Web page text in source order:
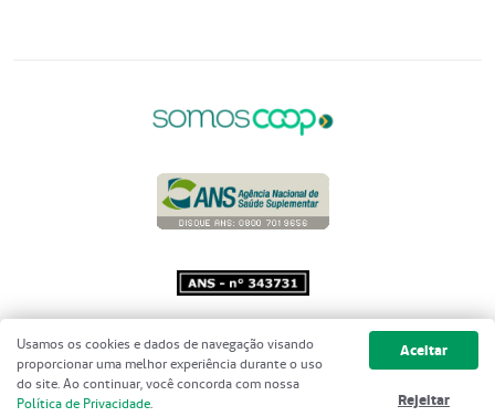
Copyright 2001 - 2026 Unimed do
Brasil - Todos os direitos reservados
Usamos os cookies e dados de navegação visando
proporcionar uma melhor experiência durante o uso
do site. Ao continuar, você concorda com nossa
Política de Privacidade.
Aceitar
Rejeitar